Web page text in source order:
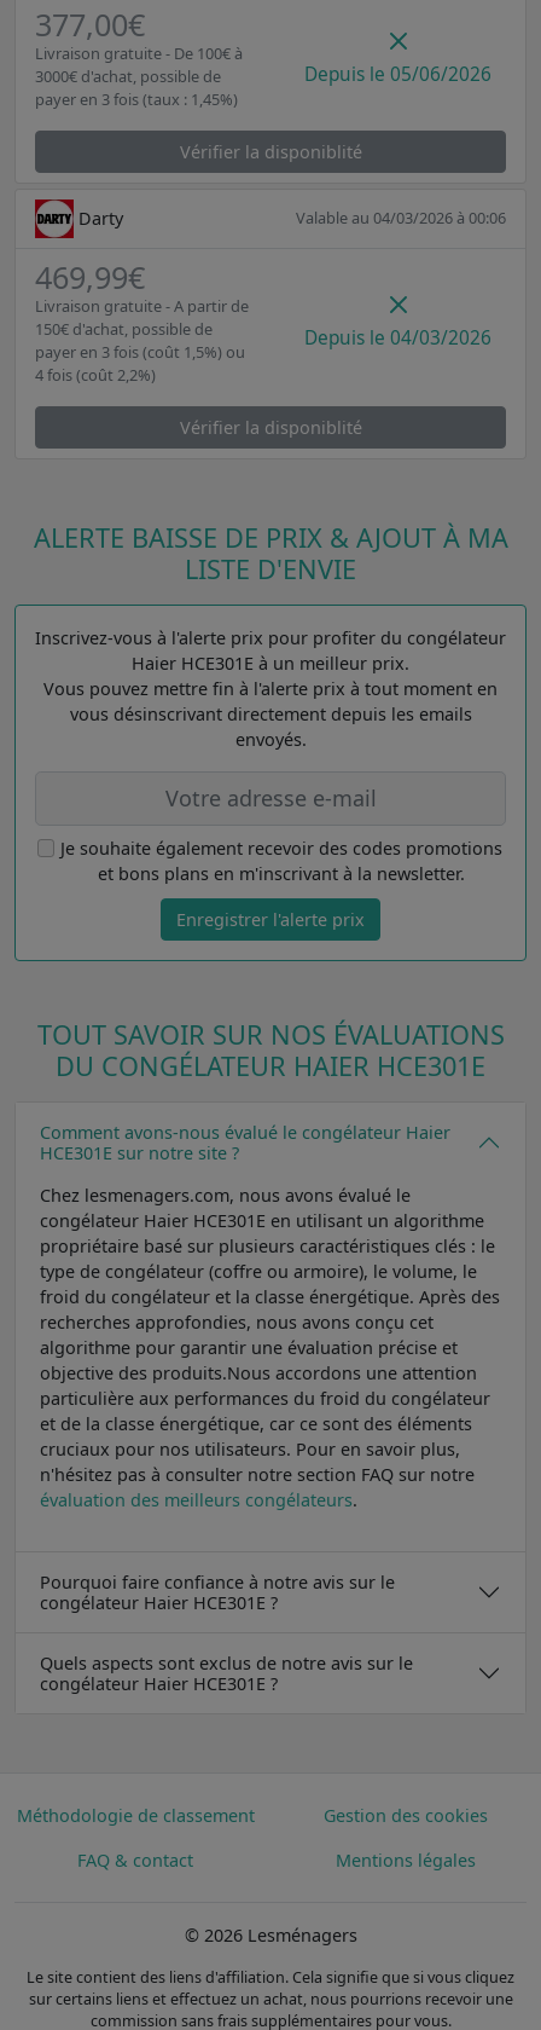
377,00€
Livraison gratuite - De 100€ à
3000€ d'achat, possible de
payer en 3 fois (taux : 1,45%)
Depuis le 05/06/2026
Vérifier la disponiblité
Darty Valable au 04/03/2026 à 00:06
469,99€
Livraison gratuite - A partir de
150€ d'achat, possible de
payer en 3 fois (coût 1,5%) ou
4 fois (coût 2,2%)
Depuis le 04/03/2026
Vérifier la disponiblité
ALERTE BAISSE DE PRIX & AJOUT À MA
LISTE D'ENVIE
Inscrivez-vous à l'alerte prix pour profiter du congélateur
Haier HCE301E à un meilleur prix.
Vous pouvez mettre fin à l'alerte prix à tout moment en
vous désinscrivant directement depuis les emails
envoyés.
Je souhaite également recevoir des codes promotions
et bons plans en m'inscrivant à la newsletter.
Enregistrer l'alerte prix
TOUT SAVOIR SUR NOS ÉVALUATIONS
DU CONGÉLATEUR HAIER HCE301E
Comment avons-nous évalué le congélateur Haier
HCE301E sur notre site ?
Chez lesmenagers.com, nous avons évalué le
congélateur Haier HCE301E en utilisant un algorithme
propriétaire basé sur plusieurs caractéristiques clés : le
type de congélateur (coffre ou armoire), le volume, le
froid du congélateur et la classe énergétique. Après des
recherches approfondies, nous avons conçu cet
algorithme pour garantir une évaluation précise et
objective des produits.Nous accordons une attention
particulière aux performances du froid du congélateur
et de la classe énergétique, car ce sont des éléments
cruciaux pour nos utilisateurs. Pour en savoir plus,
n'hésitez pas à consulter notre section FAQ sur notre
évaluation des meilleurs congélateurs.
Pourquoi faire confiance à notre avis sur le
congélateur Haier HCE301E ?
Quels aspects sont exclus de notre avis sur le
congélateur Haier HCE301E ?
Méthodologie de classement
Gestion des cookies
FAQ & contact
Mentions légales
© 2026 Lesménagers
Le site contient des liens d'affiliation. Cela signifie que si vous cliquez
sur certains liens et effectuez un achat, nous pourrions recevoir une
commission sans frais supplémentaires pour vous.